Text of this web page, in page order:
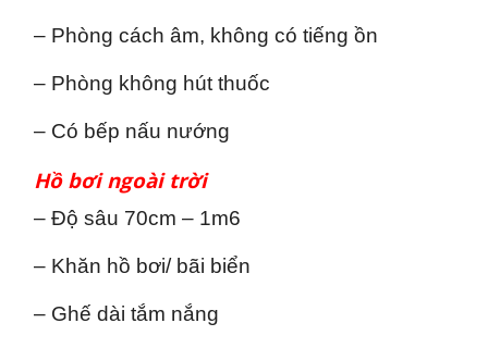
– Phòng cách âm, không có tiếng ồn
– Phòng không hút thuốc
– Có bếp nấu nướng
Hồ bơi ngoài trời
– Độ sâu 70cm – 1m6
– Khăn hồ bơi/ bãi biển
– Ghế dài tắm nắng